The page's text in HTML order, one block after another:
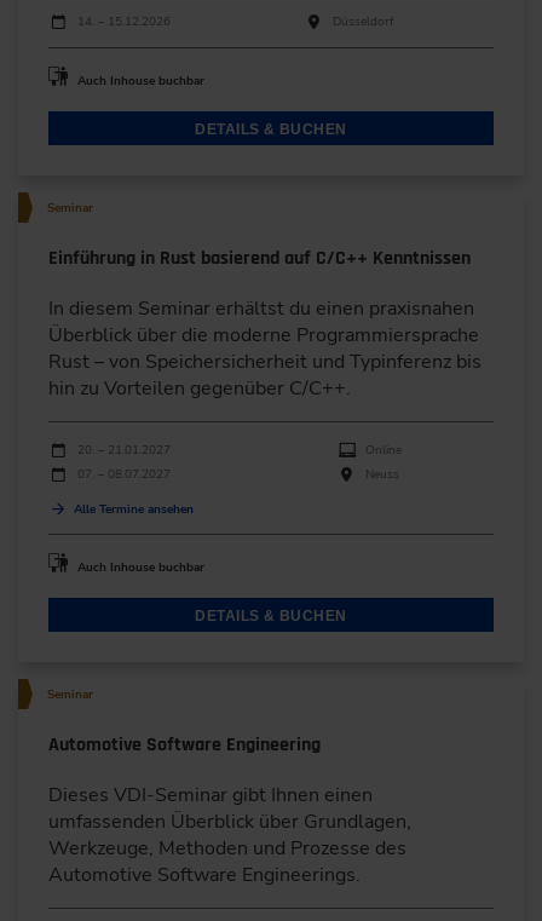
Durchführungen
Veranstaltungsdatum
14. – 15.12.2026 Düsseldorf
Auch Inhouse buchbar
DETAILS & BUCHEN
Seminar
Einführung in Rust basierend auf C/C++ Kenntnissen
In diesem Seminar erhältst du einen praxisnahen
Überblick über die moderne Programmiersprache
Rust – von Speichersicherheit und Typinferenz bis
hin zu Vorteilen gegenüber C/C++.
Durchführungen
Veranstaltungsdatum
20. – 21.01.2027
Online
07. – 08.07.2027
Neuss
Alle Termine ansehen
Auch Inhouse buchbar
DETAILS & BUCHEN
Seminar
Automotive Software Engineering
Dieses VDI-Seminar gibt Ihnen einen
umfassenden Überblick über Grundlagen,
Werkzeuge, Methoden und Prozesse des
Automotive Software Engineerings.